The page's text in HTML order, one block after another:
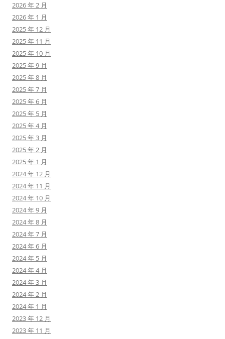
2026 年 2 月
2026 年 1 月
2025 年 12 月
2025 年 11 月
2025 年 10 月
2025 年 9 月
2025 年 8 月
2025 年 7 月
2025 年 6 月
2025 年 5 月
2025 年 4 月
2025 年 3 月
2025 年 2 月
2025 年 1 月
2024 年 12 月
2024 年 11 月
2024 年 10 月
2024 年 9 月
2024 年 8 月
2024 年 7 月
2024 年 6 月
2024 年 5 月
2024 年 4 月
2024 年 3 月
2024 年 2 月
2024 年 1 月
2023 年 12 月
2023 年 11 月